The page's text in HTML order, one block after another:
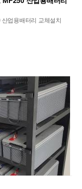
업용배터리 교체설치